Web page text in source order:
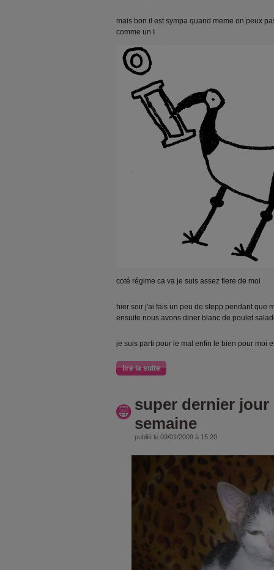
mais bon il est sympa quand meme on peux
comme un I
coté régime ca va je suis assez fiere de moi
hier soir j'ai fais un peu de stepp pendant que
ensuite nous avons diner blanc de poulet
je suis parti pour le mal enfin le bien pour moi
lire la suite
super dernier jour
semaine
publié le 09/01/2009 à 15:20